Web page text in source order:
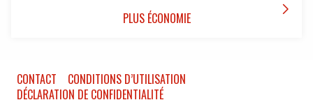
PLUS ÉCONOMIE 
CONTACT
CONDITIONS D’UTILISATION
DÉCLARATION DE CONFIDENTIALITÉ